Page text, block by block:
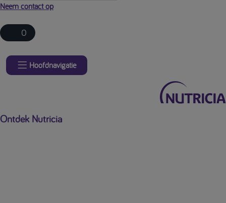
Neem contact op
0
Hoofdnavigatie
Ontdek Nutricia